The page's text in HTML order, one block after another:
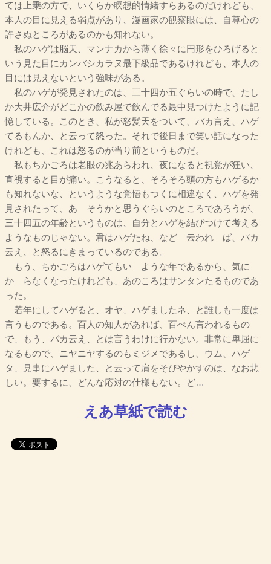
ては上乗の方で、いくらか瞑想的情緒すらあるのだけれども、
本人の目に見える弱点があり、漫画家の観察眼には、自尊心の
許さぬところがあるのかも知れない。
私のハゲは脳天、マンナカから薄く徐々に円形をひろげると
いう見た目にカンバシカラヌ最下級品であるけれども、本人の
目には見えないという強味がある。
私のハゲが発見されたのは、三十四か五ぐらいの時で、たし
か大井広介がどこかの飲み屋で飲んでる最中見つけたように記
憶している。このとき、私が怒髪天をついて、バカ言え、ハゲ
てるもんか、と云って怒った。それで後日まで笑い話になった
けれども、これは怒るのが当り前というものだ。
私もちかごろは老眼の兆あらわれ、夜になると視覚が狂い、
直視すると目が痛い。こうなると、そろそろ頭の方もハゲるか
も知れないな、というような覚悟もつくに相違なく、ハゲを発
見されたって、あゝそうかと思うぐらいのところであろうが、
三十四五の年齢というものは、自分とハゲを結びつけて考える
ようなものじゃない。君はハゲたね、などゝ云われゝば、バカ
云え、と怒るにきまっているのである。
もう、ちかごろはハゲてもいゝような年であるから、気に
かゝらなくなったけれども、あのころはサンタンたるものであ
った。
若年にしてハゲると、オヤ、ハゲましたネ、と誰しも一度は
言うものである。百人の知人があれば、百ぺん言われるもの
で、もう、バカ云え、とは言うわけに行かない。非常に卑屈に
なるもので、ニヤニヤするのもミジメであるし、ウム、ハゲ
タ、見事にハゲました、と云って肩をそびやかすのは、なお悲
しい。要するに、どんな応対の仕様もない。ど…
えあ草紙で読む